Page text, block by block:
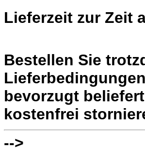
Lieferzeit zur Zeit
Bestellen Sie
bevorzugt
kostenfrei
-->